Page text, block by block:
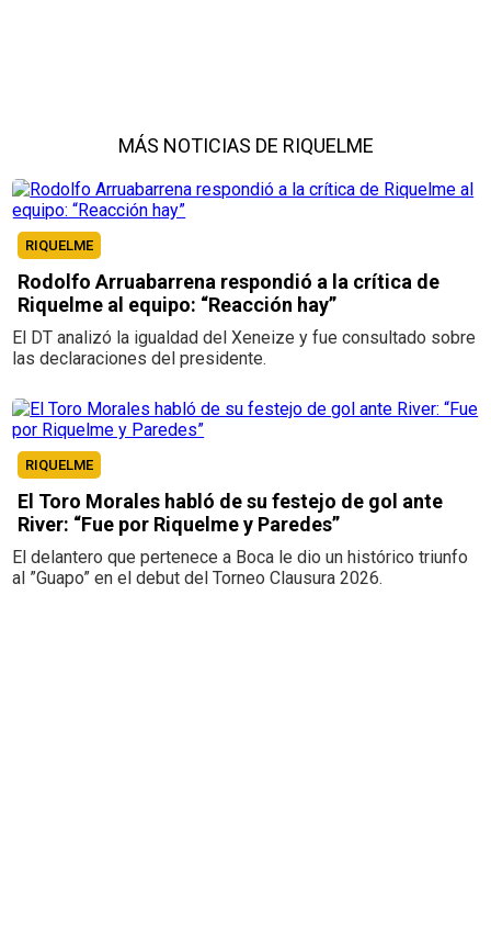
MÁS NOTICIAS DE RIQUELME
RIQUELME
Rodolfo Arruabarrena respondió a la crítica de
Riquelme al equipo: “Reacción hay”
El DT analizó la igualdad del Xeneize y fue consultado sobre
las declaraciones del presidente.
RIQUELME
El Toro Morales habló de su festejo de gol ante
River: “Fue por Riquelme y Paredes”
El delantero que pertenece a Boca le dio un histórico triunfo
al ”Guapo” en el debut del Torneo Clausura 2026.